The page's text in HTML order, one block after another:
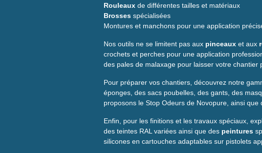
Rouleaux de différentes tailles et matériaux
Brosses spécialisées
Montures et manchons pour une application
Nos outils ne se limitent pas aux pinceaux et aux
crochets et perches pour une application
des pales de malaxage pour laisser votre chantier
Pour préparer vos chantiers, découvrez notre
éponges, des sacs poubelles, des gants, des
proposons le Stop Odeurs de Novopure, ainsi que
Enfin, pour les finitions et les travaux spéciaux,
des teintes RAL variées ainsi que des peintures
silicones en cartouches adaptables sur pistolets